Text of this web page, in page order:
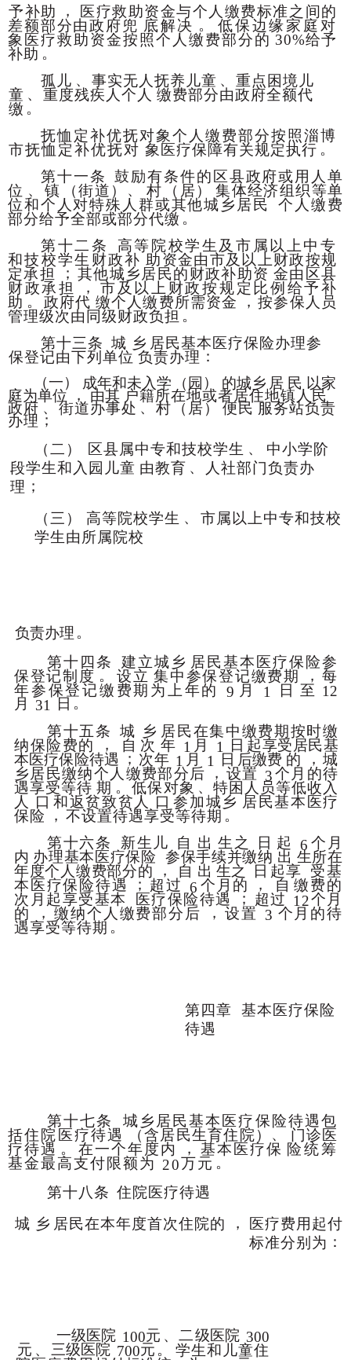
予补助 ，
医疗救助资金与个人缴费标准之间的
差额部分由政府兜 底解决 。
低保边缘家庭对
象医疗救助资金按照个人缴费部分的 30%给予
补助 。
孤儿 、 事实无人抚养儿童 、 重点困境儿
童 、 重度残疾人个人 缴费部分由政府全额代
缴 。
抚恤定补优抚对象个人缴费部分按照淄博
市抚恤定补优抚对 象医疗保障有关规定执行 。
第十一条
鼓励有条件的区县政府或用人单
位 、 镇 （街道） 、 村 （居）
集体经济组织等单
位和个人对特殊人 群或其他城乡居民
个人缴费
部分给予全部或部分代缴 。
第十二条
高等院校学生及市属以上中专
和技校学生财政补 助资金由市及以上财政按规
定承担
； 其他城乡居民的财政补助资 金由区县
财政承担
， 市及以上财政按规定比例给予补
助 。 政府代 缴个人缴费所需资金 ， 按参保人员
管理级次由同级财政负担 。
第十三条 城 乡 居民基本医疗保险办理参
保登记由下列单位 负责办理 ：
（一）
成年和未入学 （园 ） 的城乡 居 民 以家
庭为单位 ， 由其 户籍所在地或者居住地镇人民
政府 、街道办事处 、村（居） 便民 服务站负责
办理 ；
（二）
区县属中专和技校学生 、
中小学阶
段学生和入园儿童 由教育 、
人社部门负责办
理 ；
（三）
高等院校学生 、 市属以上中专和技校
学生由所属院校
负责办理 。
第十四条
建立城乡 居民基本医疗保险参
保登记制度 。 设立 集中参保登记缴费期 ， 每
年参保登记缴费期为上年的
9 月 1 日 至 12
月 31 日 。
第十五条
城 乡 居民在集中缴费期按时缴
纳保险费的
， 自 次 年 1 月 1 日 起享受居民基
本医疗保险待遇
； 次年 1 月 1 日 后缴费 的 ， 城
乡居民缴纳个人缴费部分后
， 设置 3个月的待
遇享受等待 期 。 低保对象 、 特困人员等低收入
人
口 和返贫致贫人 口 参加城乡 居民基本医疗
保险
， 不设置待遇享受等待期 。
第十六条
新生儿 自 出 生之 日 起 6 个月
内 办理基本医疗保险 参保手续并缴纳 出 生所在
年度个人缴费部分的
， 自 出 生之 日 起享
受基
本医疗保险待遇
； 超过 6 个月的 ， 自 缴费的
次月 起享受基本 医疗保险待遇 ； 超过 12个月
的
， 缴纳个人缴费部分后 ， 设置 3 个月的待
遇享受等待期 。
第四章
基本医疗保险
待遇
第十七条
城乡居民基本医疗保险待遇包
括住院医疗待遇
（含居民生育住院） 、
门诊医
疗待遇 。 在一个年度内 ， 基本医疗保 险统筹
基金最高支付限额为 20万元 。
第十八条 住院医疗待遇
城 乡 居民在本年度首次住院的 ，
医疗费用起付
标准分别为 ：
一级医院 100元 、 二级医院 300
元 、 三级医院 700元 。
学生和儿童住